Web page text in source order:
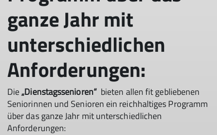
ganze Jahr mit
unterschiedlichen
Anforderungen:
Die„Dienstagssenioren“bieten allen fit gebliebenen
Seniorinnen und Senioren ein reichhaltiges Programm
über das ganze Jahr mit unterschiedlichen
Anforderungen: